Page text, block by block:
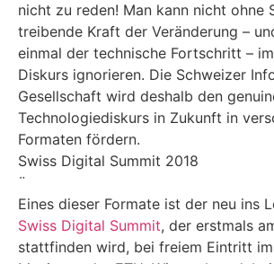
nicht zu reden! Man kann nicht ohne
treibende Kraft der Veränderung –
einmal der technische Fortschritt –
Diskurs ignorieren. Die Schweizer
Gesellschaft wird deshalb den
Technologiediskurs in Zukunft in
Formaten fördern.
Swiss Digital Summit 2018
¨
Eines dieser Formate ist der neu ins
Swiss Digital Summit, der erstmals
stattfinden wird, bei freiem Eintritt